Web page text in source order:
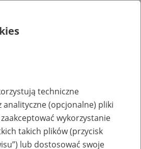
techniczne
analityczne (opcjonalne) pliki
wykorzystanie
takich plików (przycisk
lub dostosować swoje